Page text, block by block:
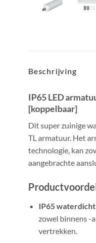
Beschrijving
IP65 LED
[koppelbaar]
Dit super zuinige
TL armatuur. Het
technologie, kan
aangebrachte
IP65
zowel binnens -
vertrekken.